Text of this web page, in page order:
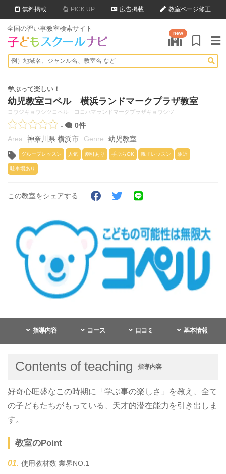
無料掲載 PICK UP 広告掲載 教室ページ修正
全国の習い事教室検索サイト
new
学ぶって楽しい！
幼児教室コペル 横浜ランドマークプラザ教室
ヨウジキョウシツコペル ヨコハマランドマークプラザキョウシツ
-
0件
神奈川県 横浜市
幼児教室
グループレッスン 人気 割引あり 手ぶらOK 親子レッスン 駅近
駐車場あり
この教室をシェアする
指導内容 コース 口コミ 基本情報
Contents of teaching 指導内容
好奇心旺盛なこの時期に「学ぶ事の楽しさ」を教え、全て
の子どもたちがもっている、天才的潜在能力を引き出しま
す。
教室のPoint
使用教材数 業界NO.1